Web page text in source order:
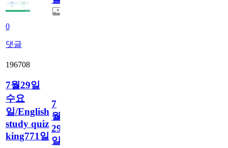
0
댓글
196708
7월29일
수요
일/English
study quiz
king771일
7
월
29
일